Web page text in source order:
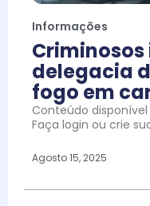
Informações
delegacia
fogo em
Conteúdo
Faça login ou crie
Agosto 15, 2025